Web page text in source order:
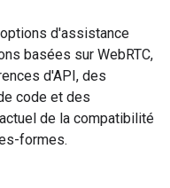
d'assistance
basées sur WebRTC,
d'API, des
code et des
de la compatibilité
formes.